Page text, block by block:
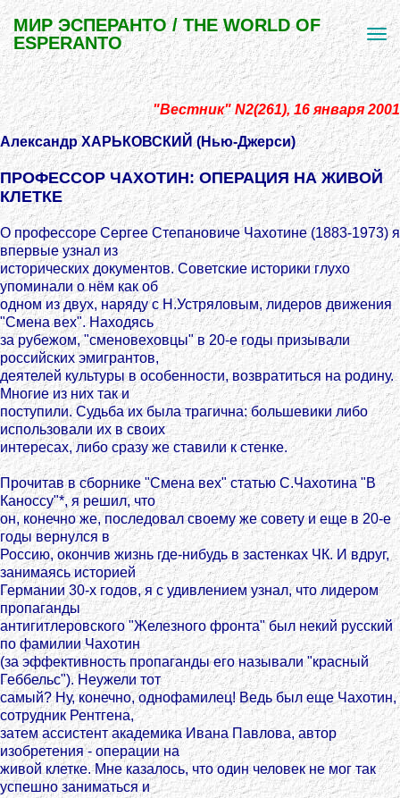
МИР ЭСПЕРАНТО / THE WORLD OF
ESPERANTO
"Вестник" N2(261), 16 января 2001
Александр ХАРЬКОВСКИЙ (Нью-Джерси)
ПРОФЕССОР ЧАХОТИН: ОПЕРАЦИЯ НА ЖИВОЙ
КЛЕТКЕ
О профессоре Сергее Степановиче Чахотине (1883-1973) я
впервые узнал из
исторических документов. Советские историки глухо
упоминали о нём как об
одном из двух, наряду с Н.Устряловым, лидеров движения
"Смена вех". Находясь
за рубежом, "сменовеховцы" в 20-е годы призывали
российских эмигрантов,
деятелей культуры в особенности, возвратиться на родину.
Многие из них так и
поступили. Судьба их былa трагична: большевики либо
использовали их в своих
интересах, либо сразу же ставили к стенке.
Прочитав в сборнике "Смена вех" статью С.Чахотина "В
Каноссу"*, я решил, что
он, конечно же, последовал своему же совету и еще в 20-е
годы вернулся в
Россию, oкончив жизнь где-нибудь в застенкаx ЧК. И вдруг,
занимаясь историей
Германии 30-х годов, я с удивлением узнал, что лидером
пропаганды
антигитлеровского "Железного фронта" был некий русский
по фамилии Чахотин
(за эффективность пропаганды его называли "красный
Геббельс"). Неужели тот
самый? Ну, конечно, однофамилец! Ведь был еще Чахотин,
сотрудник Рентгена,
затем ассистент академика Ивана Павлова, автор
изобретения - операции на
живой клетке. Мне казалось, что один человек не мог так
успешно заниматься и